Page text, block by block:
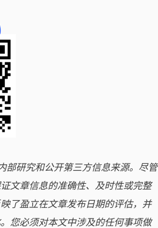
部研究和公开第三方信息来源。尽管
文章信息的准确性、及时性或完整
了盈立在文章发布日期的评估，并
您必须对本文中涉及的任何事项做